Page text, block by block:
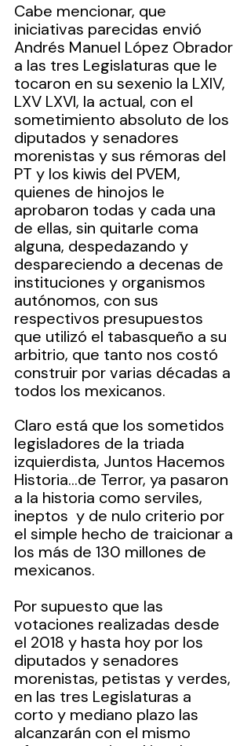
Cabe mencionar, que
iniciativas parecidas envió
Andrés Manuel López Obrador
a las tres Legislaturas que le
tocaron en su sexenio la LXIV,
LXV LXVI, la actual, con el
sometimiento absoluto de los
diputados y senadores
morenistas y sus rémoras del
PT y los kiwis del PVEM,
quienes de hinojos le
aprobaron todas y cada una
de ellas, sin quitarle coma
alguna, despedazando y
despareciendo a decenas de
instituciones y organismos
autónomos, con sus
respectivos presupuestos
que utilizó el tabasqueño a su
arbitrio, que tanto nos costó
construir por varias décadas a
todos los mexicanos.
Claro está que los sometidos
legisladores de la triada
izquierdista, Juntos Hacemos
Historia…de Terror, ya pasaron
a la historia como serviles,
ineptos  y de nulo criterio por
el simple hecho de traicionar a
los más de 130 millones de
mexicanos.
Por supuesto que las
votaciones realizadas desde
el 2018 y hasta hoy por los
diputados y senadores
morenistas, petistas y verdes,
en las tres Legislaturas a
corto y mediano plazo las
alcanzarán con el mismo